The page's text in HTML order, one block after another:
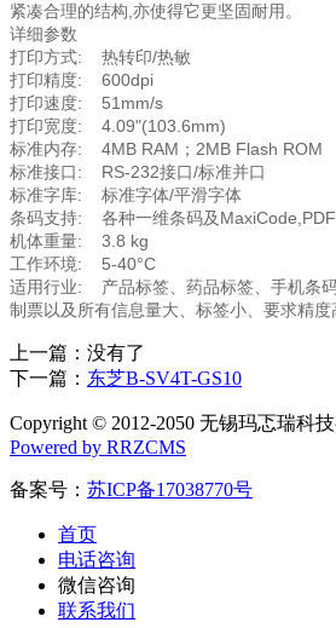
紧凑合理的结构,亦使得它更坚固耐用。
详细参数
打印方式: 热转印/热敏
打印精度: 600dpi
打印速度: 51mm/s
打印宽度: 4.09"(103.6mm)
标准内存: 4MB RAM；2MB Flash ROM
标准接口: RS-232接口/标准并口
标准字库: 标准字体/平滑字体
条码支持: 各种一维条码及
机体重量: 3.8 kg
工作环境: 5-40°C
适用行业: 产品标签、药品标签、手机条码
制票以及所有信息量大、标签小、要求精度
上一篇：没有了
下一篇： 东芝B-SV4T-GS10
Copyright © 2012-2050 无锡玛忑瑞科
Powered by RRZCMS
备案号： 苏ICP备17038770号
首页
电话咨询
微信咨询
联系我们